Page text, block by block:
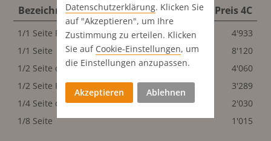
Bezeichnung Format Preis 4C
1/1 Seite Publi-Reportage 290x440 mm
4'933
1/1 Seite
290x440 mm
8'120
1/2 Seite quer
290x220 mm
4'060
1/2 Seite Publi-Rep. quer
290x220 mm
3'289
1/4 Seite quer
290x110 mm
2'030
1/8 Seite
1'015
Datenschutz­erklärung. Klicken Sie
auf "Akzeptieren", um Ihre
Zustimmung zu erteilen. Klicken
Sie auf Cookie-Einstellungen, um
die Einstellungen anzupassen.
Akzeptieren Ablehnen